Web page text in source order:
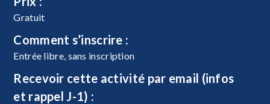
Gratuit
Comment s’inscrire :
Entrée libre, sans inscription
Recevoir cette activité par email (infos
et rappel J-1) :